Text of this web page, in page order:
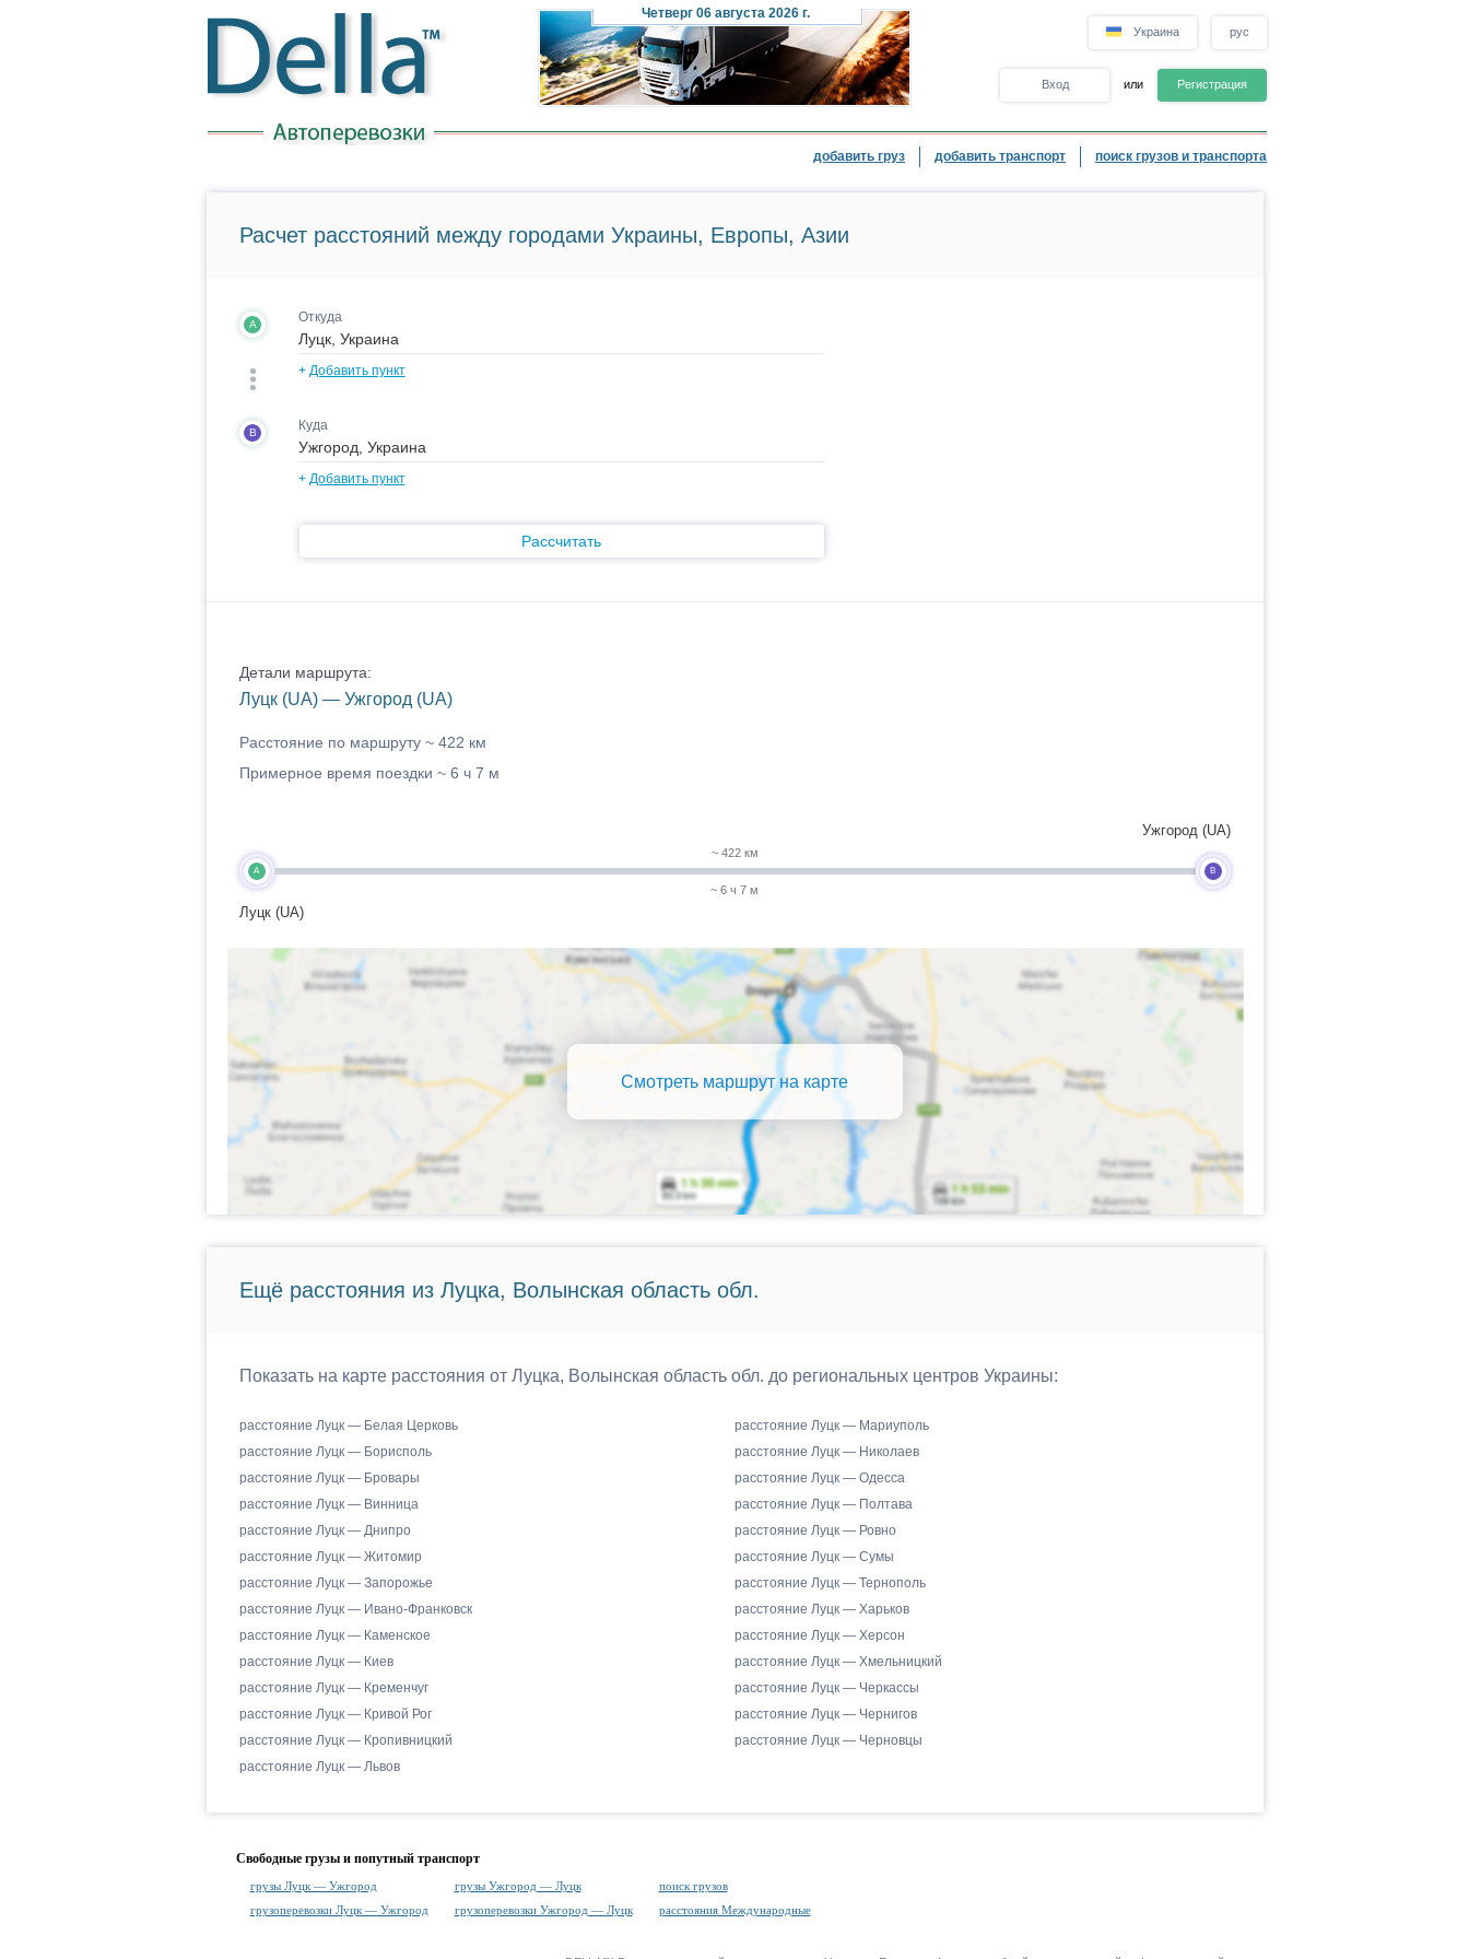
Четверг 06 августа 2026 г.
Украина рус
Вход или Регистрация
добавить груз добавить транспорт поиск грузов и транспорта
Расчет расстояний между городами Украины, Европы, Азии
A Откуда
+ Добавить пункт
B Куда
+ Добавить пункт
Рассчитать
Детали маршрута:
Луцк (UA) — Ужгород (UA)
Расстояние по маршруту ~ 422 км
Примерное время поездки ~ 6 ч 7 м
A
Луцк (UA)
~ 422 км
~ 6 ч 7 м
B
Ужгород (UA)
Смотреть маршрут на карте
Ещё расстояния из Луцка, Волынская область обл.
Показать на карте расстояния от Луцка, Волынская область обл. до региональных центров Украины:
расстояние Луцк — Белая Церковь
расстояние Луцк — Борисполь
расстояние Луцк — Бровары
расстояние Луцк — Винница
расстояние Луцк — Днипро
расстояние Луцк — Житомир
расстояние Луцк — Запорожье
расстояние Луцк — Ивано-Франковск
расстояние Луцк — Каменское
расстояние Луцк — Киев
расстояние Луцк — Кременчуг
расстояние Луцк — Кривой Рог
расстояние Луцк — Кропивницкий
расстояние Луцк — Львов
расстояние Луцк — Мариуполь
расстояние Луцк — Николаев
расстояние Луцк — Одесса
расстояние Луцк — Полтава
расстояние Луцк — Ровно
расстояние Луцк — Сумы
расстояние Луцк — Тернополь
расстояние Луцк — Харьков
расстояние Луцк — Херсон
расстояние Луцк — Хмельницкий
расстояние Луцк — Черкассы
расстояние Луцк — Чернигов
расстояние Луцк — Черновцы
Свободные грузы и попутный транспорт
грузы Луцк — Ужгород грузы Ужгород — Луцк
поиск грузов
грузоперевозки Луцк — Ужгород
грузоперевозки Ужгород — Луцк расстояния Международные